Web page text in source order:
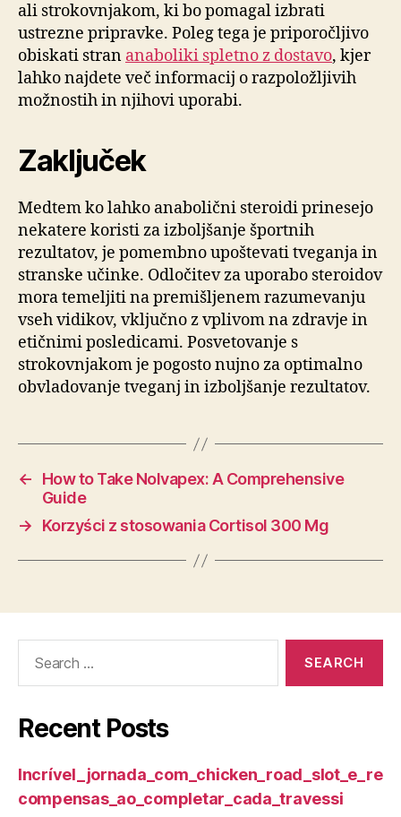
ali strokovnjakom, ki bo pomagal izbrati
ustrezne pripravke. Poleg tega je priporočljivo
obiskati stran anaboliki spletno z dostavo, kjer
lahko najdete več informacij o razpoložljivih
možnostih in njihovi uporabi.
Zaključek
Medtem ko lahko anabolični steroidi prinesejo
nekatere koristi za izboljšanje športnih
rezultatov, je pomembno upoštevati tveganja in
stranske učinke. Odločitev za uporabo steroidov
mora temeljiti na premišljenem razumevanju
vseh vidikov, vključno z vplivom na zdravje in
etičnimi posledicami. Posvetovanje s
strokovnjakom je pogosto nujno za optimalno
obvladovanje tveganj in izboljšanje rezultatov.
←
How to Take Nolvapex: A Comprehensive
Guide
→
Korzyści z stosowania Cortisol 300 Mg
Recent Posts
Incrível_jornada_com_chicken_road_slot_e_re
compensas_ao_completar_cada_travessi